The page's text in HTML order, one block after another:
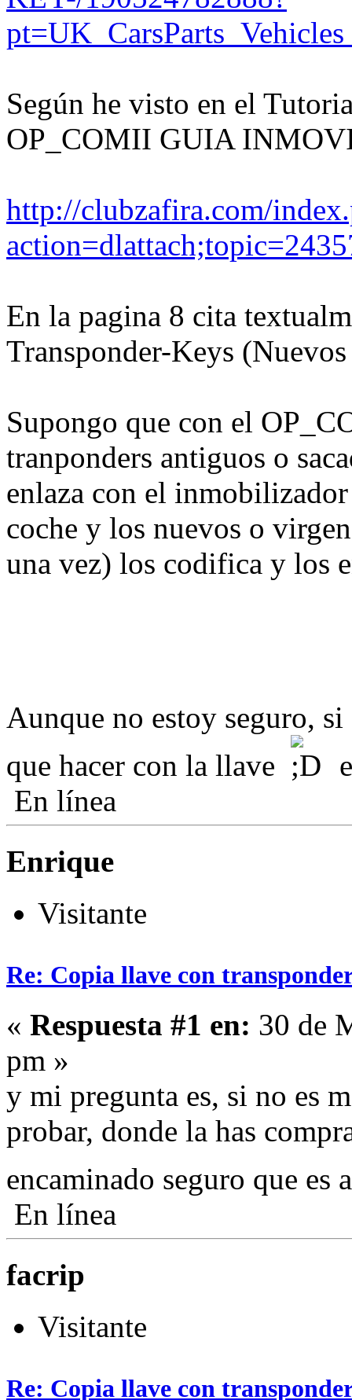
Según he visto en el
OP_COMII GUIA
http://clubzafira.com/
En la pagina 8 cita
Transponder-Keys
Supongo que con el
tranponders antiguos o
enlaza con el
coche y los nuevos o
una vez) los codifica y los
Aunque no estoy seguro,
que hacer con la llave
En línea
Enrique
Visitante
Re: Copia llave con
« Respuesta #1 en: 30 de
pm »
y mi pregunta es, si no es
probar, donde la has
encaminado seguro que es
En línea
facrip
Visitante
Re: Copia llave con